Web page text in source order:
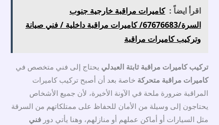
اقرأ ايضاً : كاميرات مراقبة خارجية جنوب
السرة/67676683/ كاميرات مراقبة داخلية / فني صيانة
وتركيب كاميرات مراقبة
تركيب كاميرات مراقبة ثابتة العبدلي يحتاج إلى فني متخصص في
كاميرات مراقبة متحركة خاصة بعد أن أصبح تركيب كاميرات
المراقبة ضرورة ملحة في الآونة الأخيرة، لأن جميع الأشخاص
يحتاجون إلى وسيلة من الأمان للحفاظ على ممتلكاتهم من السرقة
مثل السيارات أو أماكن عملهم أو منازلهم، وهنا يأتي دورفني